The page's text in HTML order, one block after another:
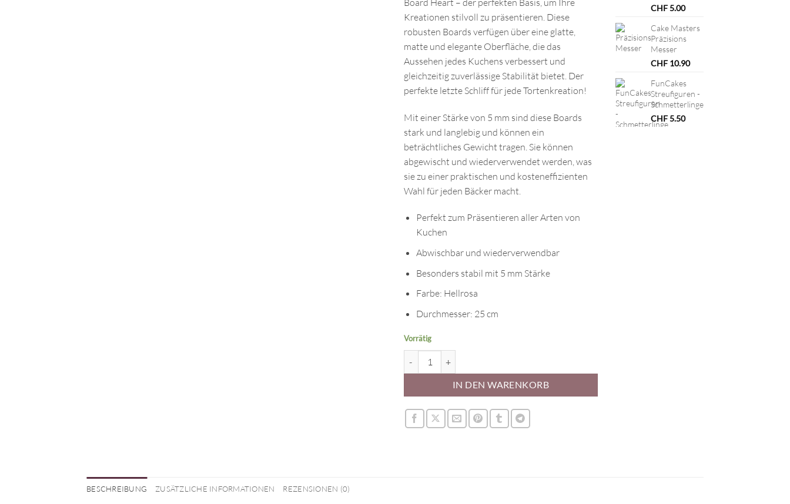
Kreationen stilvoll zu präsentieren. Diese
robusten Boards verfügen über eine glatte,
matte und elegante Oberfläche, die das
Aussehen jedes Kuchens verbessert und
gleichzeitig zuverlässige Stabilität bietet. Der
perfekte letzte Schliff für jede Tortenkreation!
Mit einer Stärke von 5 mm sind diese Boards
stark und langlebig und können ein
beträchtliches Gewicht tragen. Sie können
abgewischt und wiederverwendet werden, was
sie zu einer praktischen und kosteneffizienten
Wahl für jeden Bäcker macht.
Perfekt zum Präsentieren aller Arten von
Kuchen
Abwischbar und wiederverwendbar
Besonders stabil mit 5 mm Stärke
Farbe: Hellrosa
Durchmesser: 25 cm
Vorrätig
IN DEN WARENKORB
CHF5.00
Cake Masters
Präzisions
Messer
CHF 10.90
FunCakes
Streufiguren -
Schmetterlinge
CHF5.50
BESCHREIBUNG ZUSÄTZLICHE INFORMATIONEN REZENSIONEN (0)